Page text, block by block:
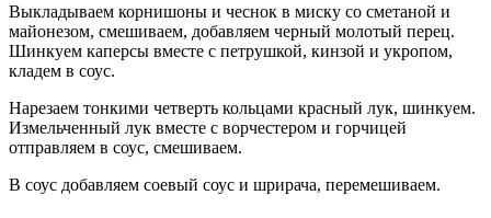
Выкладываем корнишоны и чеснок в миску со сметаной и
майонезом, смешиваем, добавляем черный молотый перец.
Шинкуем каперсы вместе с петрушкой, кинзой и укропом,
кладем в соус.
Нарезаем тонкими четверть кольцами красный лук, шинкуем.
Измельченный лук вместе с ворчестером и горчицей
отправляем в соус, смешиваем.
В соус добавляем соевый соус и шрирача, перемешиваем.